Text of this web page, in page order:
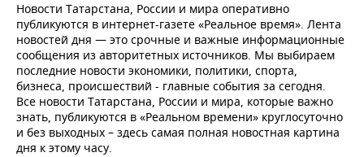
Новости Татарстана, России и мира оперативно
публикуются в интернет-газете «Реальное время». Лента
новостей дня — это срочные и важные информационные
сообщения из авторитетных источников. Мы выбираем
последние новости экономики, политики, спорта,
бизнеса, происшествий - главные события за сегодня.
Все новости Татарстана, России и мира, которые важно
знать, публикуются в «Реальном времени» круглосуточно
и без выходных – здесь самая полная новостная картина
дня к этому часу.